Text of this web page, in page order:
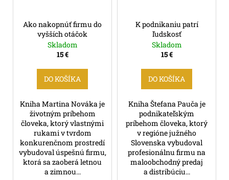
Ako nakopnúť firmu do
vyšších otáčok
Skladom
15 €
DO KOŠÍKA
Kniha Martina Nováka je
životným príbehom
človeka, ktorý vlastnými
rukami v tvrdom
konkurenčnom prostredí
vybudoval úspešnú firmu,
ktorá sa zaoberá letnou
a zimnou...
K podnikaniu patrí
ľudskosť
Skladom
15 €
DO KOŠÍKA
Kniha Štefana Pauča je
podnikateľským
príbehom človeka, ktorý
v regióne južného
Slovenska vybudoval
profesionálnu firmu na
maloobchodný predaj
a distribúciu...